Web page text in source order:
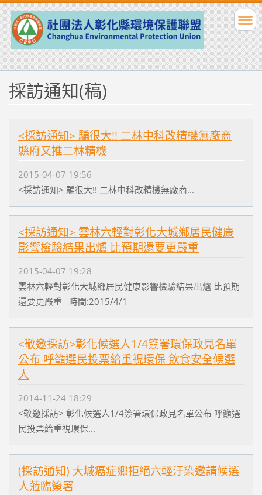
採訪通知(稿)
<採訪通知> 騙很大!! 二林中科改精機無廠商
縣府又推二林精機
2015-04-07 19:56
<採訪通知> 騙很大!! 二林中科改精機無廠商...
<採訪通知> 雲林六輕對彰化大城鄉居民健康
影響檢驗結果出爐 比預期還要更嚴重
2015-04-07 19:28
雲林六輕對彰化大城鄉居民健康影響檢驗結果出爐 比預期
還要更嚴重 時間:2015/4/1
<敬邀採訪>彰化候選人1/4簽署環保政見名單
公布 呼籲選民投票給重視環保 飲食安全候選
人
2014-11-24 18:29
<敬邀採訪> 彰化候選人1/4簽署環保政見名單公布 呼籲選
民投票給重視環保...
(採訪通知) 大城癌症鄉拒絕六輕汙染邀請候選
人蒞臨簽署